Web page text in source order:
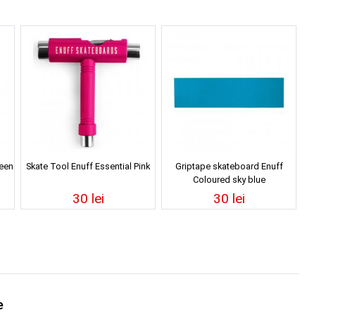
Skate Tool Enuff Essential Pink
30 lei
Griptape skateboard Enuff
Coloured sky blue
30 lei